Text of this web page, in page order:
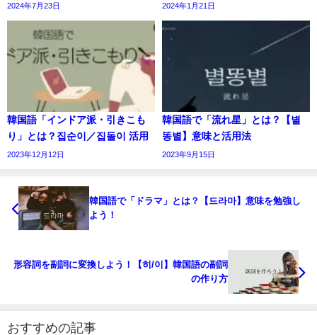
2024年7月23日 2024年1月21日
韓国語「インドア派・引きこも
り」とは？집순이／집돌이 活用
2023年12月12日
韓国語で「流れ星」とは？【별
똥별】意味と活用法
2023年9月15日
韓国語で「ドラマ」とは？【드라마】意味を勉強し
よう！
形容詞を副詞に変換しよう！【히/이】韓国語の副詞
の作り方
おすすめの記事